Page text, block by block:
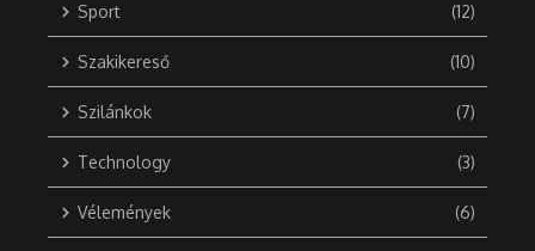
Sport (12)
Szakikereső (10)
Szilánkok (7)
Technology (3)
Vélemények (6)